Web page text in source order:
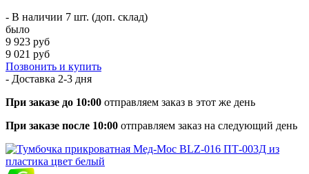
- В наличии 7 шт. (доп. склад)
было
9 923 руб
9 021 руб
Позвонить и купить
- Доставка 2-3 дня
При заказе до 10:00 отправляем заказ в этот же день
При заказе после 10:00 отправляем заказ на следующий день